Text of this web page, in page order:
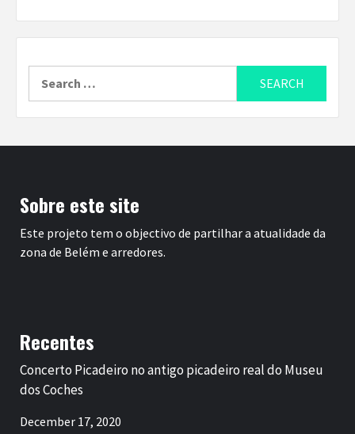
for:
Sobre este site
Este projeto tem o objectivo de partilhar a atualidade da
zona de Belém e arredores.
Recentes
Concerto Picadeiro no antigo picadeiro real do Museu
dos Coches
December 17, 2020